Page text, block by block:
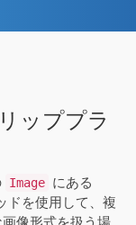
ッププラ
Image にある
ドを使用して、複